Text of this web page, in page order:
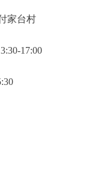
家台村
17:00